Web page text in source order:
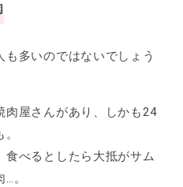
多いのではないでしょう
肉屋さんがあり、しかも24
食べるとしたら大抵がサム
。